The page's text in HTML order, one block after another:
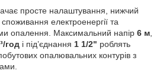
просте налаштування, нижчий
електроенергії та
опалення. Максимальний напір 6 м
год і під’єднання 1 1/2" роблять
опалювальних контурів з